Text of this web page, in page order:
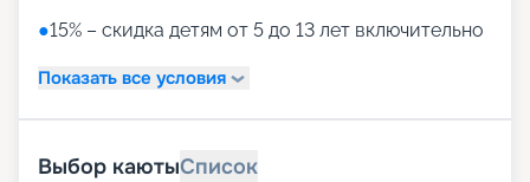
●15% – скидка детям от 5 до 13 лет включительно
Показать все условия
Выбор каютыСписок